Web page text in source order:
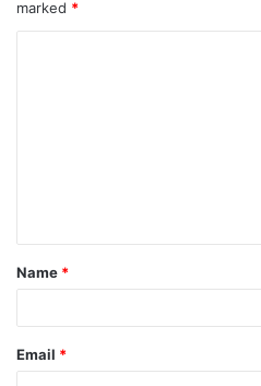
marked *
Name *
Email *